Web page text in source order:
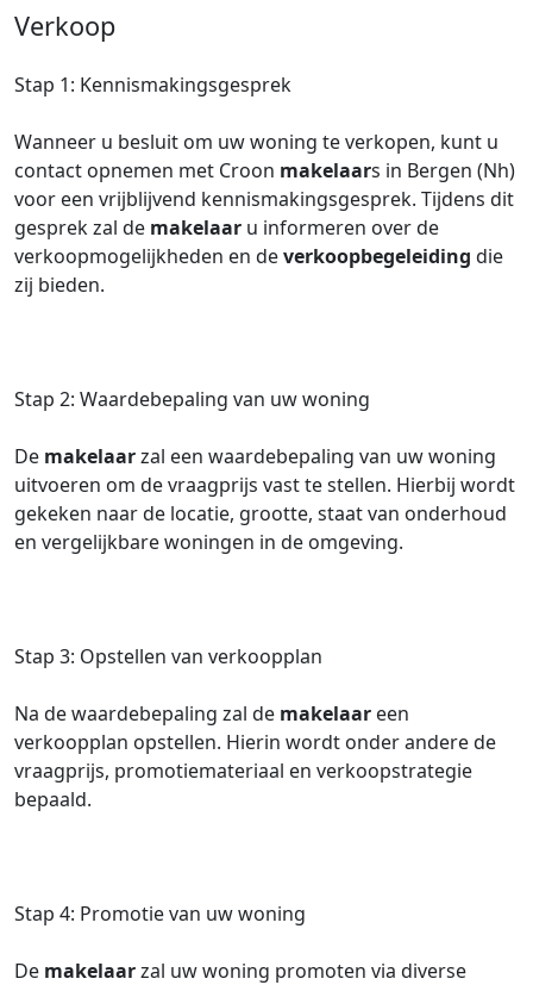
Verkoop
Stap 1: Kennismakingsgesprek
Wanneer u besluit om uw woning te verkopen, kunt u
contact opnemen met Croon makelaars in Bergen (Nh)
voor een vrijblijvend kennismakingsgesprek. Tijdens dit
gesprek zal de makelaar u informeren over de
verkoopmogelijkheden en deverkoopbegeleiding die
zij bieden.
Stap 2: Waardebepaling van uw woning
De makelaarzal een waardebepaling van uw woning
uitvoeren om de vraagprijs vast te stellen. Hierbij wordt
gekeken naar de locatie, grootte, staat van onderhoud
en vergelijkbare woningen in de omgeving.
Stap 3: Opstellen van verkoopplan
Na de waardebepaling zal de makelaar een
verkoopplan opstellen. Hierin wordt onder andere de
vraagprijs, promotiemateriaal en verkoopstrategie
bepaald.
Stap 4: Promotie van uw woning
De makelaarzal uw woning promoten via diverse